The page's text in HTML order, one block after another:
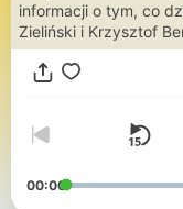
informacji o tym, co
Zieliński i Krzysztof
00:00